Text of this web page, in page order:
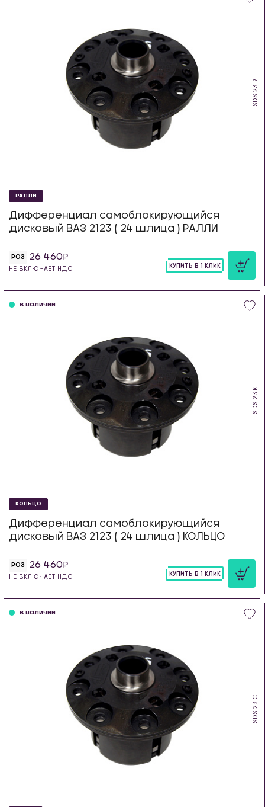
SDS.23.R
РАЛЛИ
Дифференциал самоблокирующийся
дисковый ВАЗ 2123 ( 24 шлица ) РАЛЛИ
РОЗ 26 460
НЕ ВКЛЮЧАЕТ НДС
КУПИТЬ В 1 КЛИК
SDS.23.K
в наличии
КОЛЬЦО
Дифференциал самоблокирующийся
дисковый ВАЗ 2123 ( 24 шлица ) КОЛЬЦО
РОЗ 26 460
НЕ ВКЛЮЧАЕТ НДС
КУПИТЬ В 1 КЛИК
SDS.23.C
в наличии